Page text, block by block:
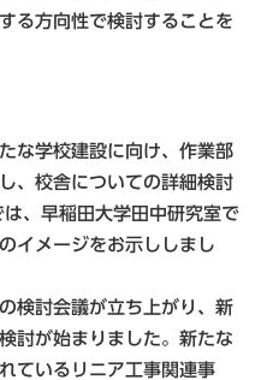
る方向性で検討することを
な学校建設に向け、作業部
、校舎についての詳細検討
、早稲田大学田中研究室で
イメージをお示ししまし
検討会議が立ち上がり、新
討が始まりました。新たな
ているリニア工事関連事